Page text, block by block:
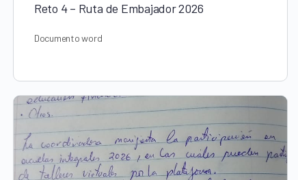
Reto 4 – Ruta de Embajador 2026
Documento word